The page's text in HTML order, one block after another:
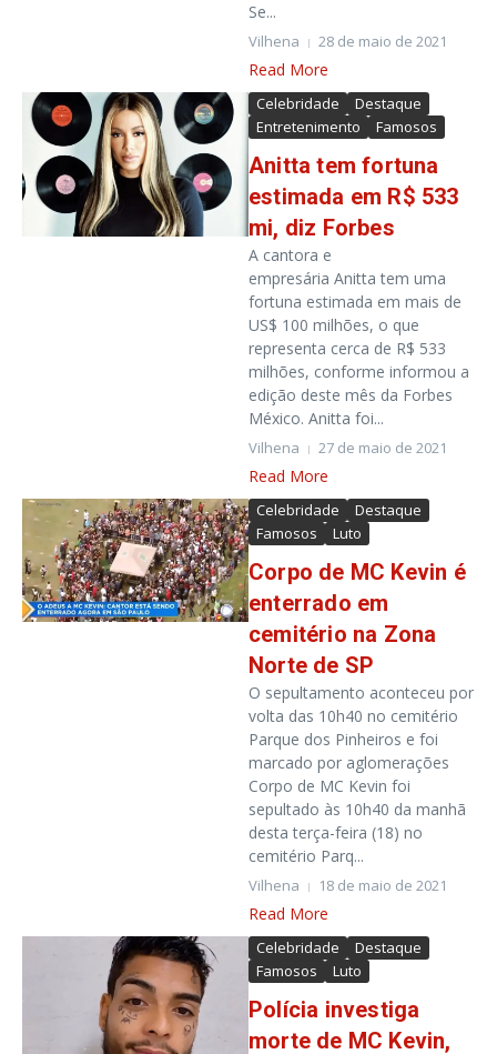
Se...
Vilhena 28 de maio de 2021
Read More
Celebridade
Destaque
Entretenimento
Famosos
Anitta tem fortuna
estimada em R$ 533
mi, diz Forbes
A cantora e
empresária Anitta tem uma
fortuna estimada em mais de
US$ 100 milhões, o que
representa cerca de R$ 533
milhões, conforme informou a
edição deste mês da Forbes
México. Anitta foi...
Vilhena 27 de maio de 2021
Read More
Celebridade
Destaque
Famosos
Luto
Corpo de MC Kevin é
enterrado em
cemitério na Zona
Norte de SP
O sepultamento aconteceu por
volta das 10h40 no cemitério
Parque dos Pinheiros e foi
marcado por aglomerações
Corpo de MC Kevin foi
sepultado às 10h40 da manhã
desta terça-feira (18) no
cemitério Parq...
Vilhena 18 de maio de 2021
Read More
Celebridade
Destaque
Famosos
Luto
Polícia investiga
morte de MC Kevin,